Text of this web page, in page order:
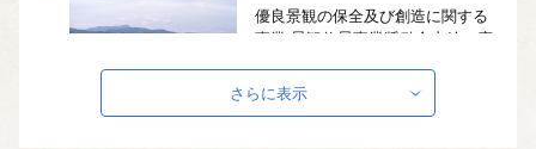
優良景観の保全及び創造に関する
事業 景観修景事業奨励金支給（廃
進協議会運営補助 日本で最も美し
い村づくり事業
さらに表示